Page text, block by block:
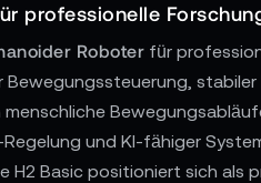
professionelle
Roboter für
und KI-fähiger
H2 Basic positioniert sich